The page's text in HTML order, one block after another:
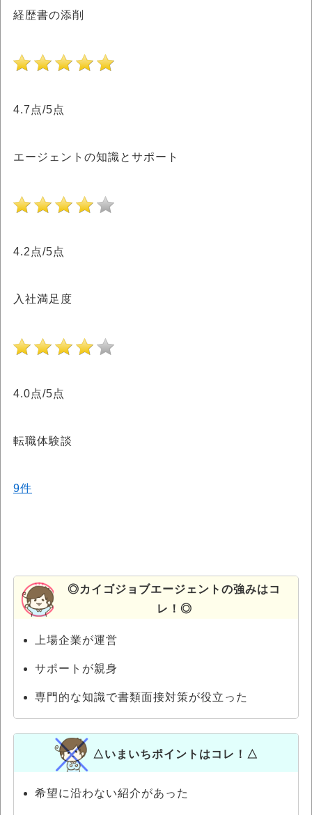
経歴書の添削
4.7点/5点
エージェントの知識とサポート
4.2点/5点
入社満足度
4.0点/5点
転職体験談
9件
◎カイゴジョブエージェントの強みはコ
レ！◎
上場企業が運営
サポートが親身
専門的な知識で書類面接対策が役立った
△いまいちポイントはコレ！△
希望に沿わない紹介があった